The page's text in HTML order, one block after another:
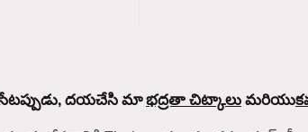
దయచేసి మాభద్రతా చిట్కాలుమరియు